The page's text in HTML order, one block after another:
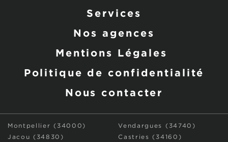
Services
Nos agences
Mentions Légales
Politique de confidentialité
Nous contacter
Montpellier (34000)
Vendargues (34740)
Jacou (34830)
Castries (34160)